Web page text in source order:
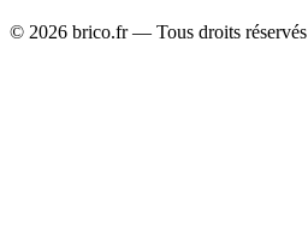
© 2026 brico.fr — Tous droits réservés